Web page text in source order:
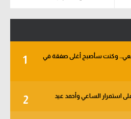
1
معي.. وكنت سأصبح أغلى صفقة في
2 استمرار الساعي وأحمد عيد